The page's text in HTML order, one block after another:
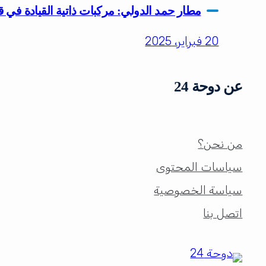
مطار حمد الدولي: مركبات ذاتية القيادة
20 فبراير، 2025
عن دوحة 24
من نحن؟
سياسات المحتوى
سياسة الخصوصية
اتصل بنا